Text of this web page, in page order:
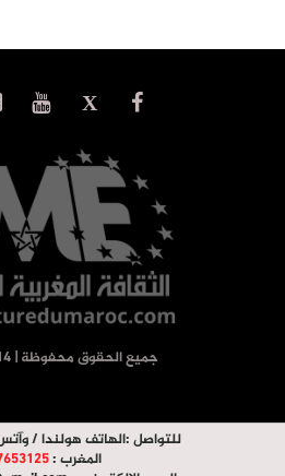
© جميع الحقوق محفوظة | 2014 - 2026
للتواصل :الهاتف هولندا /
المغرب :